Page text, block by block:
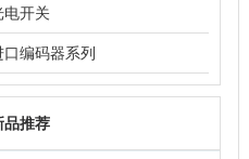
电开关
口编码器系列
品推荐